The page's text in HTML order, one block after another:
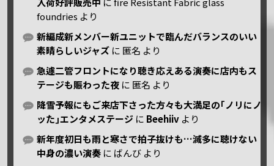
foundries より
新編成新メンバー新ユニットで臨んだバランスのいい
素晴らしいジャズ に 匿名 より
急遽二管フロントになり聴き応えある演奏に店内もス
テージも賑わった夜 に 匿名 より
降雪予報にもご来店下さった方々も大満足の｢ノリにノ
ッた｣エンタメステージ に Beehiiv より
新年度初日も雨と寒さで拍子抜けも…滅多に聴けない
中身の濃い演奏 に ばんび より